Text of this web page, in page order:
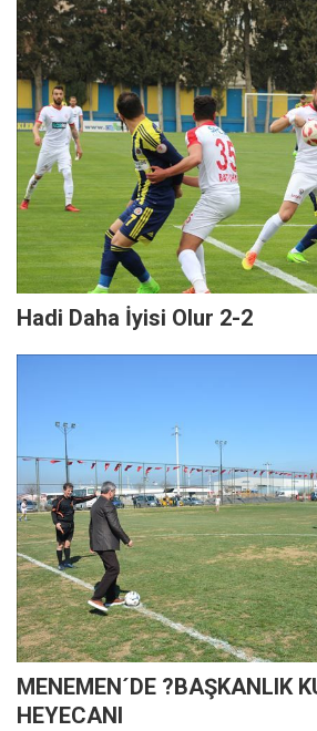
Hadi Daha İyisi Olur 2-2
MENEMEN´DE ?BAŞKANLIK
HEYECANI